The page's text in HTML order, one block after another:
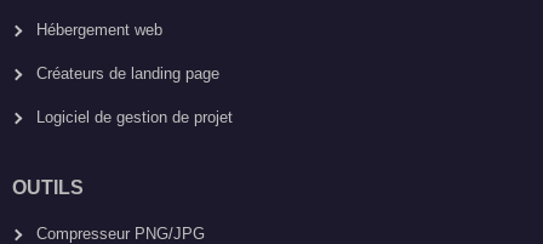
Hébergement web
Créateurs de landing page
Logiciel de gestion de projet
OUTILS
Compresseur PNG/JPG